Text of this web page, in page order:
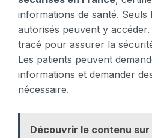
informations de santé. Seuls
autorisés peuvent y
tracé pour assurer la
Les patients peuvent
informations et demander
nécessaire.
Découvrir le contenu sur